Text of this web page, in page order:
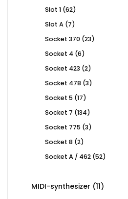
Slot 1 6262
Slot A 77
Socket 370 2323
Socket 4 66
Socket 423 22
Socket 478 33
Socket 5 1717
Socket 7 134134
Socket 775 33
Socket 8 22
Socket A / 462 5252
MIDI-synthesizer 1111